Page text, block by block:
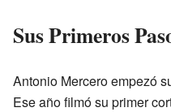
Sus Primeros
Antonio Mercero empezó
Ese año filmó su primer